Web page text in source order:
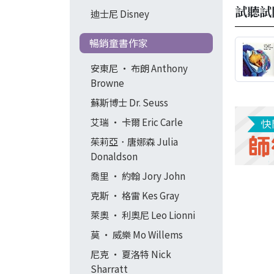
迪士尼 Disney
暢銷童書作家
安東尼 ‧ 布朗 Anthony
Browne
蘇斯博士 Dr. Seuss
艾瑞 ‧ 卡爾 Eric Carle
茱莉亞．唐娜森 Julia
Donaldson
喬里 ‧ 約翰 Jory John
克斯 ‧ 格雷 Kes Gray
萊奧 ‧ 利奧尼 Leo Lionni
莫 ‧ 威樂 Mo Willems
尼克 ‧ 夏洛特 Nick
Sharratt
試聽